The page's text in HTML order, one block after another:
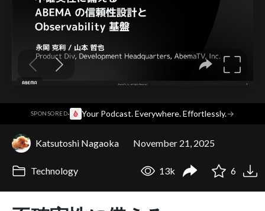
SPONSORED· Your Podcast. Everywhere. Effortlessly.→
Katsutoshi Nagaoka November 21, 2025
Technology 13k 6